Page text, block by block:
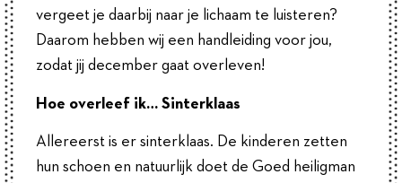
vergeet je daarbij naar je lichaam te luisteren?
Daarom hebben wij een handleiding voor jou,
zodat jij december gaat overleven!
Hoe overleef ik… Sinterklaas
Allereerst is er sinterklaas. De kinderen zetten
hun schoen en natuurlijk doet de Goed heiligman